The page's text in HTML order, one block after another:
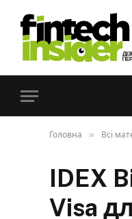
Головна » Всі
IDEX
Visa